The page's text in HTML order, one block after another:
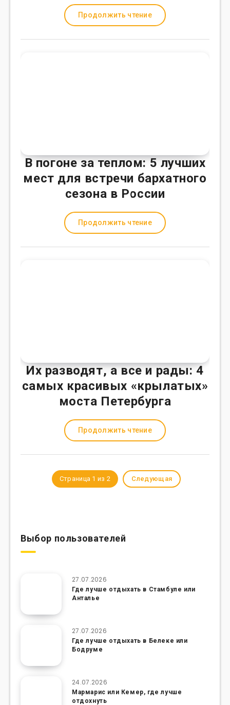
Продолжить чтение
В погоне за теплом: 5 лучших
мест для встречи бархатного
сезона в России
Продолжить чтение
Их разводят, а все и рады: 4
самых красивых «крылатых»
моста Петербурга
Продолжить чтение
Страница 1 из 2 Следующая
Выбор пользователей
27.07.2026
Где лучше отдыхать в Стамбуле или
Анталье
27.07.2026
Где лучше отдыхать в Белеке или
Бодруме
24.07.2026
Мармарис или Кемер, где лучше
отдохнуть